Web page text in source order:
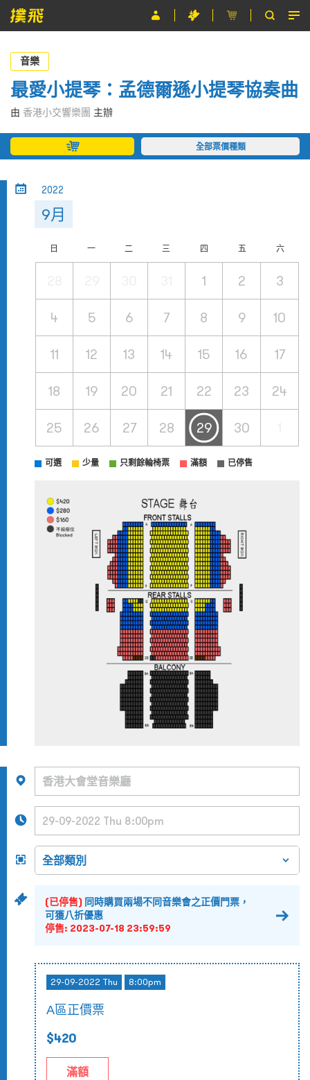
節目
主辦單位
關於撲飛
條款及細則
音樂
最愛小提琴：孟德爾遜小提琴協奏曲
由 香港小交響樂團 主辦
全部票價種類
2022
9月
日 一 二 三 四 五 六
1 2 3
4 5 6 7 8 9 10
11 12 13 14 15 16 17
18 19 20 21 22 23 24
25 26 27 28 29 30
可選 少量 只剩餘輪椅票 滿額 已停售
(已停售) 同時購買兩場不同音樂會之正價門票，
可獲八折優惠
停售: 2023-07-18 23:59:59
29-09-2022 Thu 8:00pm
A區正價票
$420
滿額